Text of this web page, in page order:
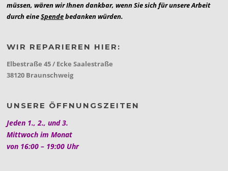
müssen, wären wir Ihnen dankbar, wenn Sie sich für unsere Arbeit
durch eineSpendebedanken würden.
WIR REPARIEREN HIER:
Elbestraße 45 / Ecke Saalestraße
38120 Braunschweig
UNSERE ÖFFNUNGSZEITEN
Jeden 1., 2., und 3.
Mittwoch im Monat
von 16:00 – 19:00 Uhr